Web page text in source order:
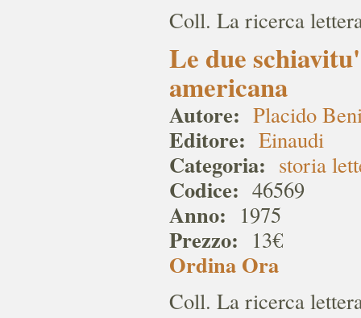
Coll. La ricerca
Le due
americana
Autore: Placido
Editore: Einaudi
Categoria: storia
Codice: 46569
Anno: 1975
Prezzo: 13€
Ordina Ora
Coll. La ricerca